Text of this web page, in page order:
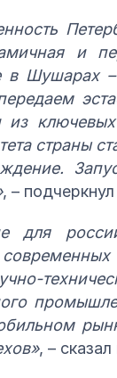
и
в Шушарах
страны
, – подчеркнул
для
, – сказал